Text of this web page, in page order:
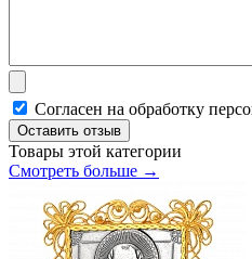
Согласен на обработку
Оставить отзыв
Товары этой категории
Смотреть больше →